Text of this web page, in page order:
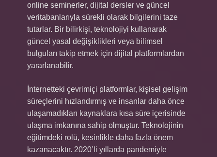
online seminerler, dijital dersler ve güncel
veritabanlarıyla sürekli olarak bilgilerini taze
tutarlar. Bir bilirkişi, teknolojiyi kullanarak
güncel yasal değişiklikleri veya bilimsel
bulguları takip etmek için dijital platformlardan
yararlanabilir.
İnternetteki çevrimiçi platformlar, kişisel gelişim
süreçlerini hızlandırmış ve insanlar daha önce
ulaşamadıkları kaynaklara kısa süre içerisinde
ulaşma imkanına sahip olmuştur. Teknolojinin
eğitimdeki rolü, kesinlikle daha fazla önem
kazanacaktır. 2020’li yıllarda pandemiyle